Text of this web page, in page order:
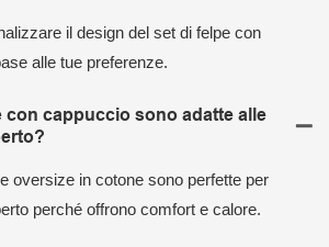
il design del set di felpe con
alle tue preferenze.
con cappuccio sono adatte alle
oversize in cotone sono perfette per
perché offrono comfort e calore.